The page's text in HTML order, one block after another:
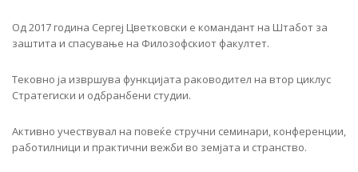
Од 2017 година Сергеј Цветковски е командант на Штабот за
заштита и спасување на Филозофскиот факултет.
Тековно ја извршува функцијата раководител на втор циклус
Стратегиски и одбранбени студии.
Активно учествувал на повеќе стручни семинари, конференции,
работилници и практични вежби во земјата и странство.